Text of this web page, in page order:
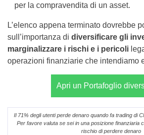
per la compravendita di un asset.
L’elenco appena terminato dovrebbe
sull’importanza di diversificare gli
marginalizzare i rischi e i pericoli
operazioni finanziarie che intendiamo
Apri un Portafoglio
Il 71% degli utenti perde denaro quando fa trading di
Per favore valuta se sei in una posizione finanziaria
rischio di perdere denaro